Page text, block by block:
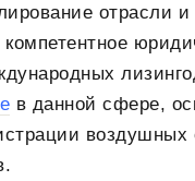
отрасли
в данной сфере,